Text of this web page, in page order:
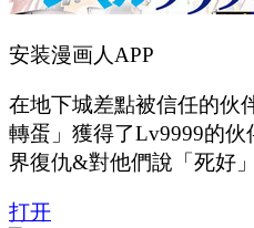
安装漫画人APP
在地下城差點被信任的伙
轉蛋」獲得了Lv9999的
界復仇&對他們說「死好
打开